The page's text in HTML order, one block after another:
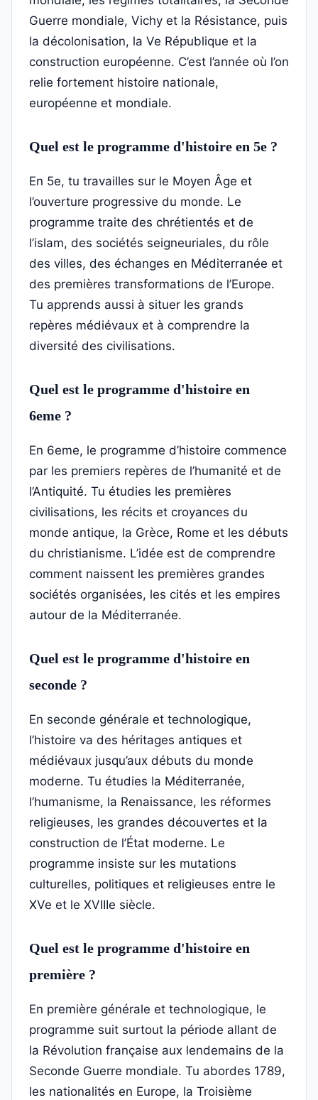
Guerre mondiale, Vichy et la Résistance, puis
la décolonisation, la Ve République et la
construction européenne. C’est l’année où l’on
relie fortement histoire nationale,
européenne et mondiale.
Quel est le programme d'histoire en 5e ?
En 5e, tu travailles sur le Moyen Âge et
l’ouverture progressive du monde. Le
programme traite des chrétientés et de
l’islam, des sociétés seigneuriales, du rôle
des villes, des échanges en Méditerranée et
des premières transformations de l’Europe.
Tu apprends aussi à situer les grands
repères médiévaux et à comprendre la
diversité des civilisations.
Quel est le programme d'histoire en
6eme ?
En 6eme, le programme d’histoire commence
par les premiers repères de l’humanité et de
l’Antiquité. Tu étudies les premières
civilisations, les récits et croyances du
monde antique, la Grèce, Rome et les débuts
du christianisme. L’idée est de comprendre
comment naissent les premières grandes
sociétés organisées, les cités et les empires
autour de la Méditerranée.
Quel est le programme d'histoire en
seconde ?
En seconde générale et technologique,
l’histoire va des héritages antiques et
médiévaux jusqu’aux débuts du monde
moderne. Tu étudies la Méditerranée,
l’humanisme, la Renaissance, les réformes
religieuses, les grandes découvertes et la
construction de l’État moderne. Le
programme insiste sur les mutations
culturelles, politiques et religieuses entre le
XVe et le XVIIIe siècle.
Quel est le programme d'histoire en
première ?
En première générale et technologique, le
programme suit surtout la période allant de
la Révolution française aux lendemains de la
Seconde Guerre mondiale. Tu abordes 1789,
les nationalités en Europe, la Troisième